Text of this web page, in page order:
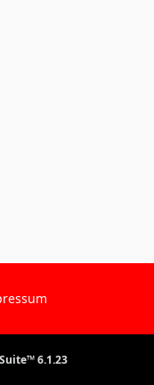
6.1.23